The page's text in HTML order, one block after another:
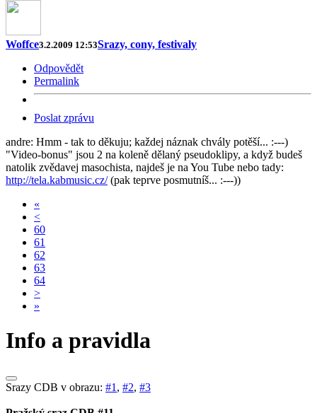
Woffce3.2.2009 12:53Srazy, cony, festivaly
Odpovědět
Permalink
Poslat zprávu
andre: Hmm - tak to děkuju; každej náznak chvály potěší... :---)
"Video-bonus" jsou 2 na koleně dělaný pseudoklipy, a když budeš
natolik zvědavej masochista, najdeš je na You Tube nebo tady:
http://tela.kabmusic.cz/(pak teprve posmutníš... :---))
«
<
60
61
62
63
64
>
»
Info a pravidla
Srazy CDB v obrazu: #1, #2, #3